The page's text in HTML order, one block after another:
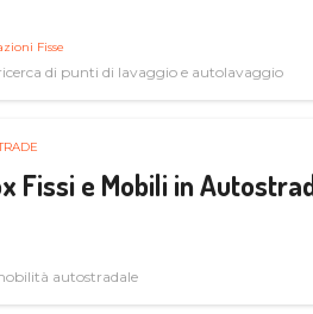
Fisse
di punti di lavaggio e autolavaggio
Fissi e Mobili in
autostradale